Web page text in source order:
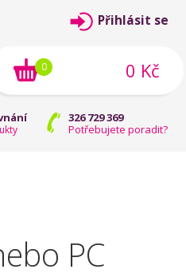
326 729 369
Potřebujete poradit?
Přihlásit se
0 Kč
0
PC